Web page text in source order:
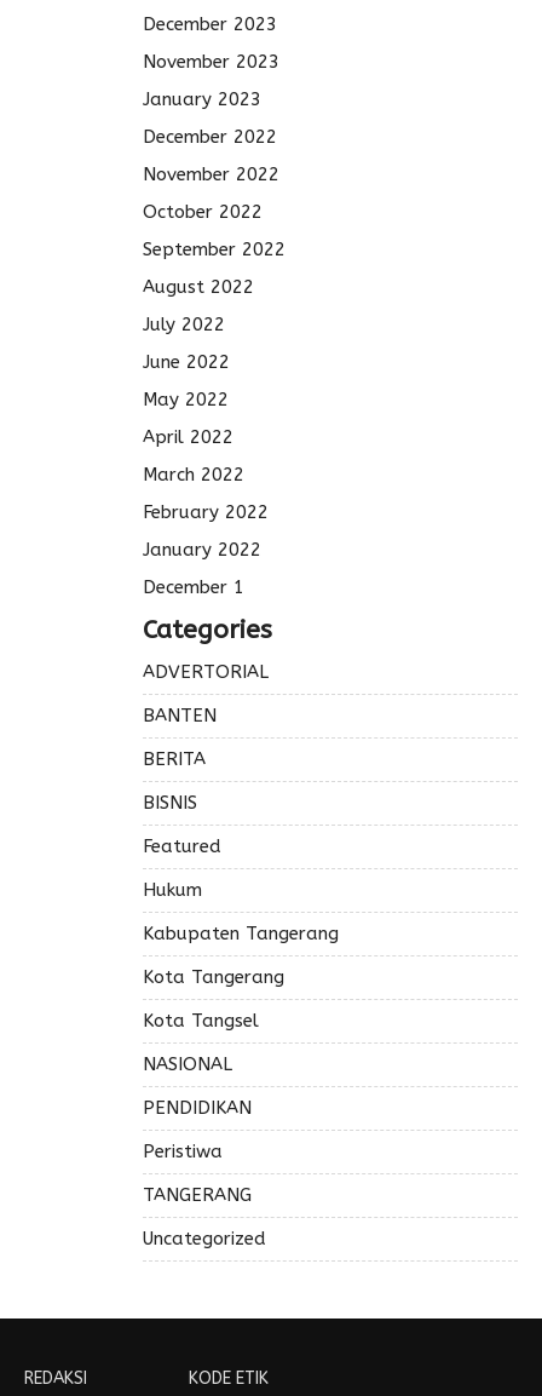
December 2023
November 2023
January 2023
December 2022
November 2022
October 2022
September 2022
August 2022
July 2022
June 2022
May 2022
April 2022
March 2022
February 2022
January 2022
December 1
Categories
ADVERTORIAL
BANTEN
BERITA
BISNIS
Featured
Hukum
Kabupaten Tangerang
Kota Tangerang
Kota Tangsel
NASIONAL
PENDIDIKAN
Peristiwa
TANGERANG
Uncategorized
REDAKSI KODE ETIK